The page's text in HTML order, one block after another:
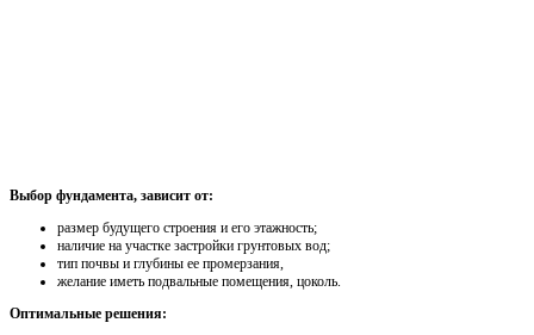
Выбор фундамента, зависит от:
размер будущего строения и его этажность;
наличие на участке застройки грунтовых вод;
тип почвы и глубины ее промерзания,
желание иметь подвальные помещения, цоколь.
Оптимальные решения: